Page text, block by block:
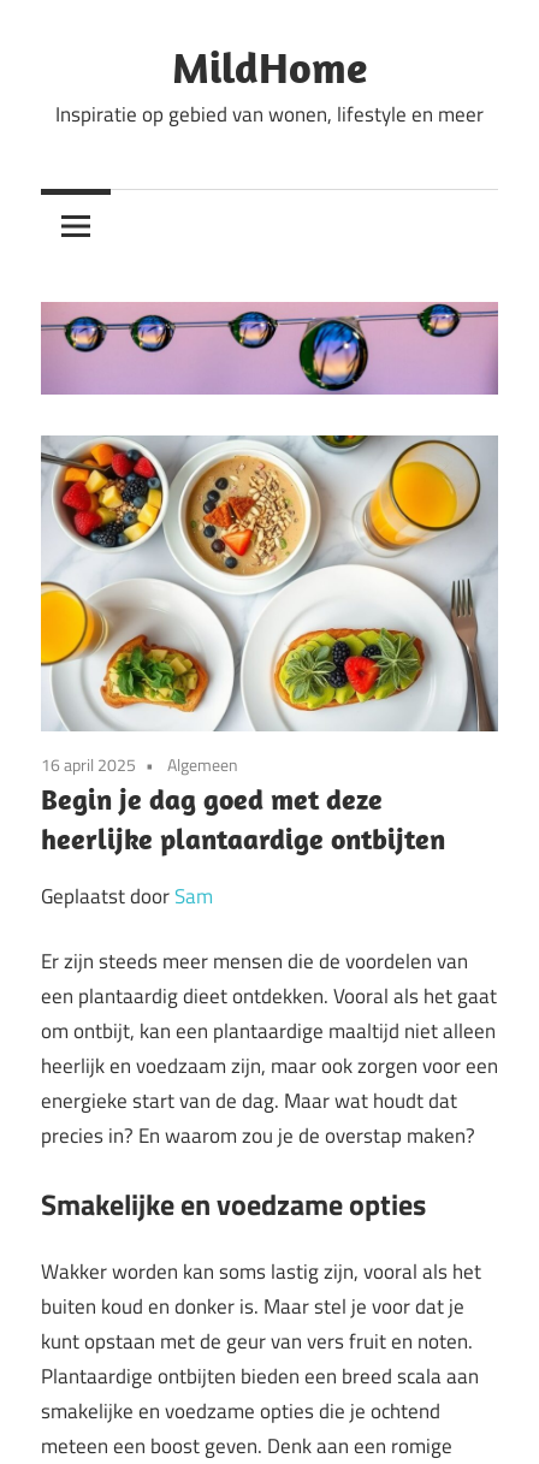
inhoud
MildHome
Inspiratie op gebied van wonen, lifestyle en meer
16 april 2025 Algemeen
Begin je dag goed met deze
heerlijke plantaardige ontbijten
Geplaatst doorSam
Er zijn steeds meer mensen die de voordelen van
een plantaardig dieet ontdekken. Vooral als het gaat
om ontbijt, kan een plantaardige maaltijd niet alleen
heerlijk en voedzaam zijn, maar ook zorgen voor een
energieke start van de dag. Maar wat houdt dat
precies in? En waarom zou je de overstap maken?
Smakelijke en voedzame opties
Wakker worden kan soms lastig zijn, vooral als het
buiten koud en donker is. Maar stel je voor dat je
kunt opstaan met de geur van vers fruit en noten.
Plantaardige ontbijten bieden een breed scala aan
smakelijke en voedzame opties die je ochtend
meteen een boost geven. Denk aan een romige